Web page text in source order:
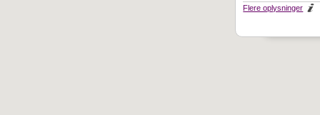
Flere oplysninger